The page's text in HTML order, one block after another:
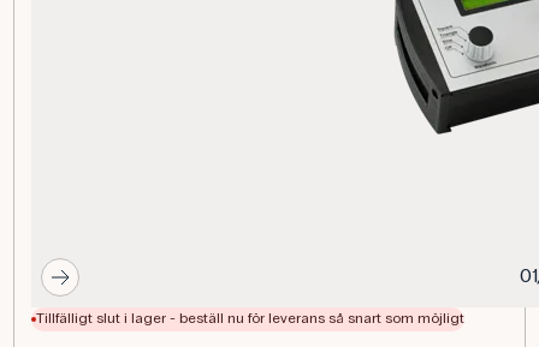
Tillfälligt slut i lager - beställ nu för leverans så snart som möjligt